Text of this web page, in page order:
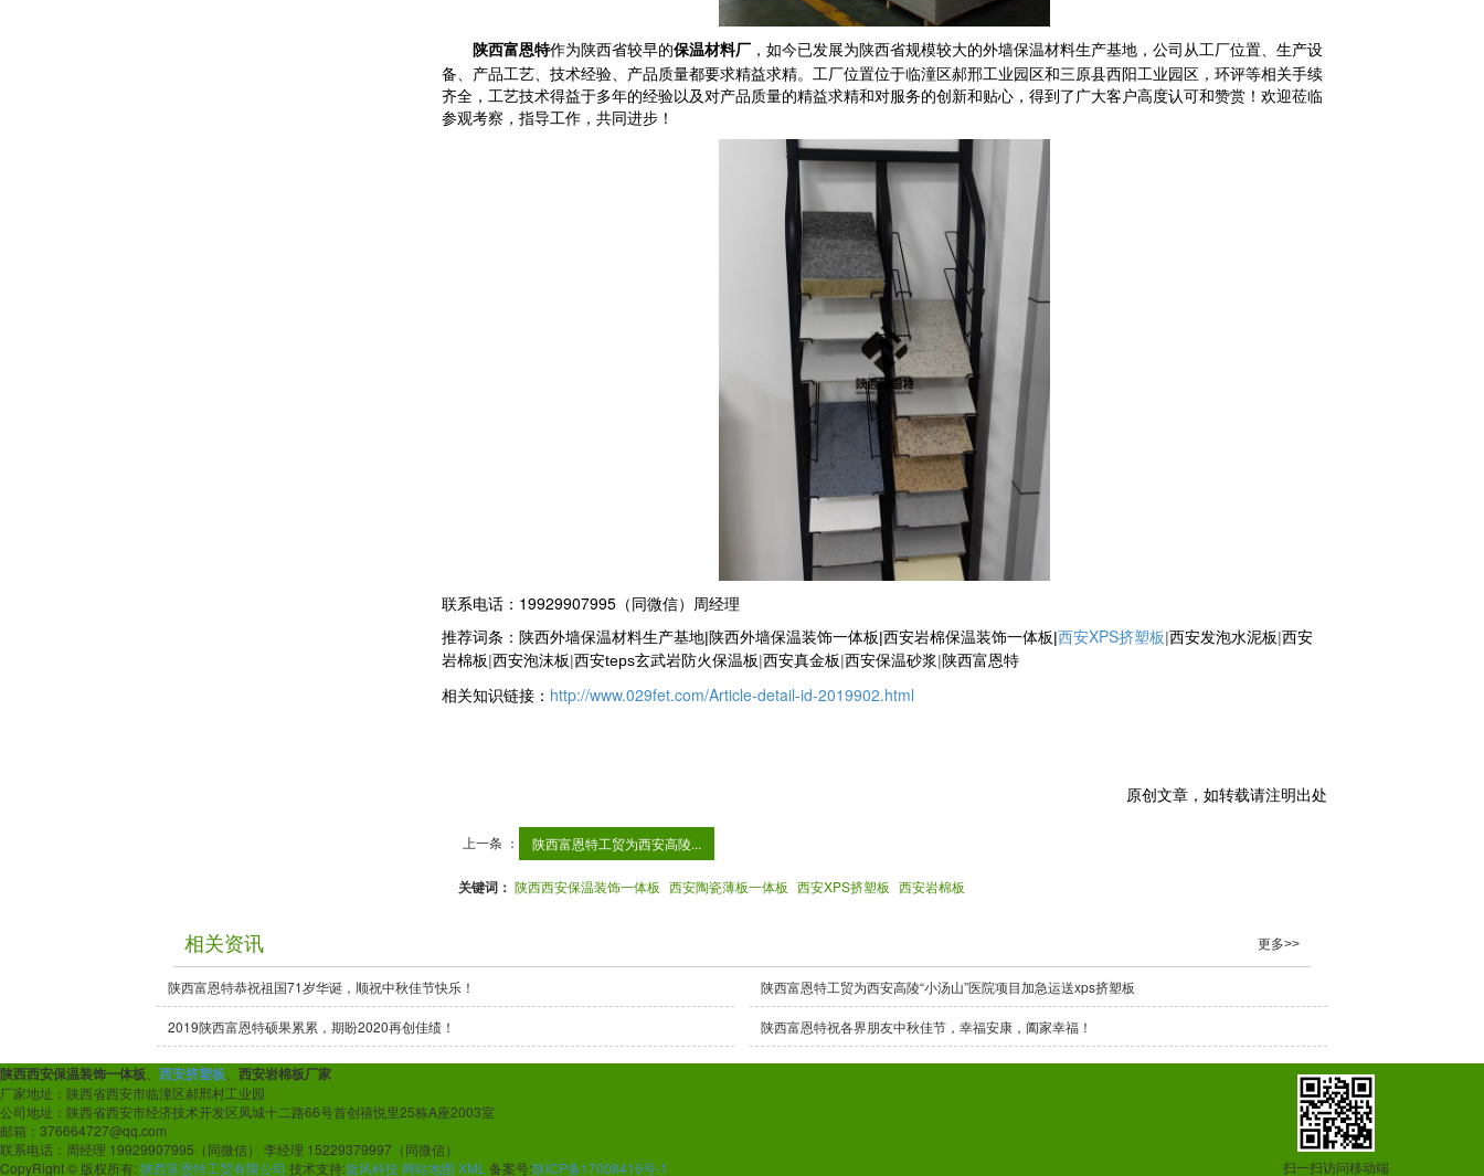
陕西富恩特作为陕西省较早的保温材料厂，如今已发展为陕西省规模较大的外墙保温材料生产基地，公司从工厂位置、生产设
备、产品工艺、技术经验、产品质量都要求精益求精。工厂位置位于临潼区郝邢工业园区和三原县西阳工业园区，环评等相关手续
齐全，工艺技术得益于多年的经验以及对产品质量的精益求精和对服务的创新和贴心，得到了广大客户高度认可和赞赏！欢迎莅临
参观考察，指导工作，共同进步！
联系电话： 19929907995（同微信）周经理
推荐词条： 陕西外墙保温材料生产基地|陕西外墙保温装饰一体板|西安岩棉保温装饰一体板|西安XPS挤塑板|西安发泡水泥板|西安
岩棉板|西安泡沫板|西安teps玄武岩防火保温板|西安真金板 |西安保温砂浆|陕西富恩特
相关知识链接： http://www.029fet.com/Article-detail-id-2019902.html
原创文章，如转载请注明出处
上一条 ： 陕西富恩特工贸为西安高陵...
关键词： 陕西西安保温装饰一体板 西安陶瓷薄板一体板 西安XPS挤塑板 西安岩棉板
相关资讯 更多>>
陕西富恩特恭祝祖国71岁华诞，顺祝中秋佳节快乐！ 陕西富恩特工贸为西安高陵“小汤山”医院项目加急运送xps挤塑板
2019陕西富恩特硕果累累，期盼2020再创佳绩！ 陕西富恩特祝各界朋友中秋佳节，幸福安康，阖家幸福！
陕西西安保温装饰一体板 西安挤塑板 西安岩棉板厂家
厂家地址：陕西省西安市临潼区郝邢村工业园
公司地址：陕西省西安市经济技术开发区凤城十二路66号首创禧悦里25栋A座2003室
邮箱：376664727@qq.com
联系电话：周经理 19929907995（同微信） 李经理 15229379997（同微信）
CopyRight © 版权所有:陕西富恩特工贸有限公司 技术支持:旋风科技 网站地图 XML 备案号:陕ICP备17008416号-1 扫一扫访问移动端